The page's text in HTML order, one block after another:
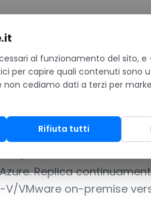
/Azure Site Recovery
O ON-PREMISE→AZURE PER
è il servizio Microsoft
Replica
V/VMware on-premise
al funzionamento del sito,
per capire quali contenuti sono
non cediamo dati a terzi per
Rifiuta tutti